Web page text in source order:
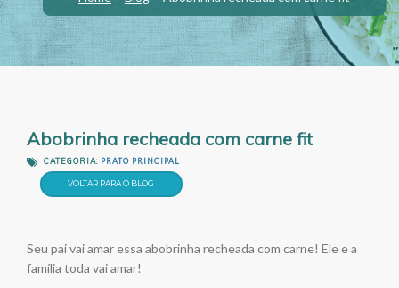
Abobrinha recheada com carne fit
CATEGORIA: PRATO PRINCIPAL
VOLTAR PARA O BLOG
Seu pai vai amar essa abobrinha recheada com carne! Ele e a
família toda vai amar!